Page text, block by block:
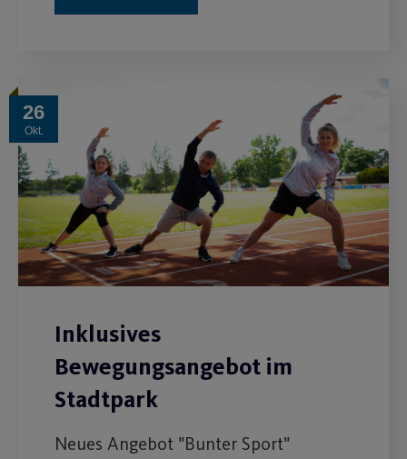
26
Okt.
Inklusives
Bewegungsangebot im
Stadtpark
Neues Angebot "Bunter Sport"